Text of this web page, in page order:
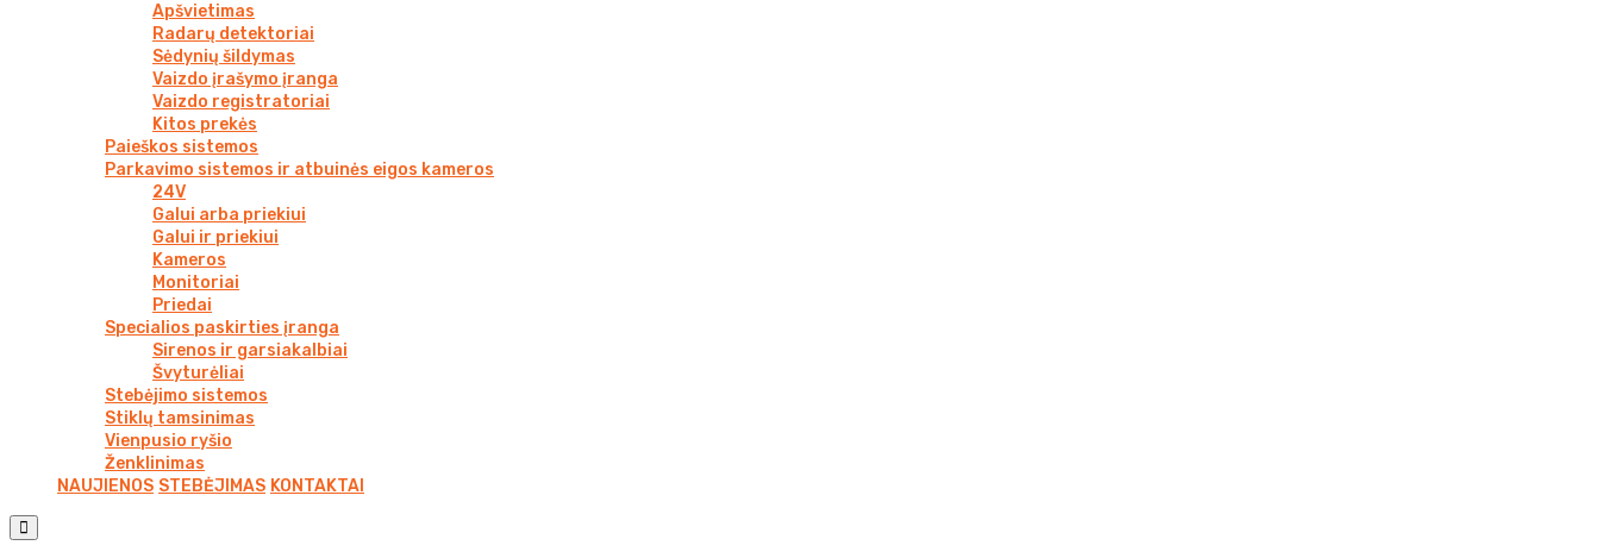
Apšvietimas
Radarų detektoriai
Sėdynių šildymas
Vaizdo įrašymo įranga
Vaizdo registratoriai
Kitos prekės
Paieškos sistemos
Parkavimo sistemos ir atbuinės eigos kameros
24V
Galui arba priekiui
Galui ir priekiui
Kameros
Monitoriai
Priedai
Specialios paskirties įranga
Sirenos ir garsiakalbiai
Švyturėliai
Stebėjimo sistemos
Stiklų tamsinimas
Vienpusio ryšio
Ženklinimas
NAUJIENOS STEBĖJIMAS KONTAKTAI